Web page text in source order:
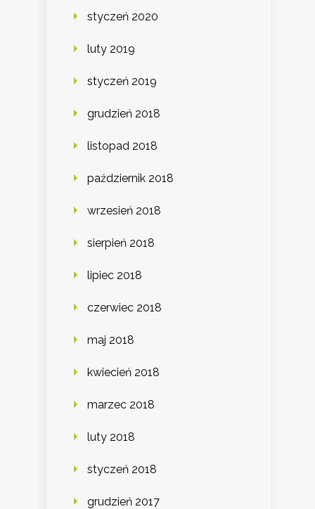
styczeń 2020
luty 2019
styczeń 2019
grudzień 2018
listopad 2018
październik 2018
wrzesień 2018
sierpień 2018
lipiec 2018
czerwiec 2018
maj 2018
kwiecień 2018
marzec 2018
luty 2018
styczeń 2018
grudzień 2017